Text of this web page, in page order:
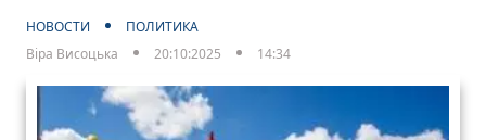
НОВОСТИ
ПОЛИТИКА
Віра Висоцька
20:10:2025 14:34